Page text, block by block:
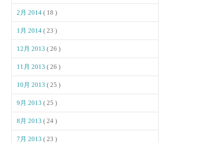
2月 2014( 18 )
1月 2014( 23 )
12月 2013( 26 )
11月 2013( 26 )
10月 2013( 25 )
9月 2013( 25 )
8月 2013( 24 )
7月 2013( 23 )